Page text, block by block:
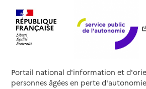
Portail national d'information et
personnes âgées en perte